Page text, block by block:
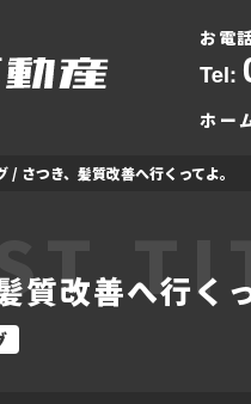
お電
Tel:
ホー
/ さつき、髪質改善へ行くってよ。
質改善へ行く